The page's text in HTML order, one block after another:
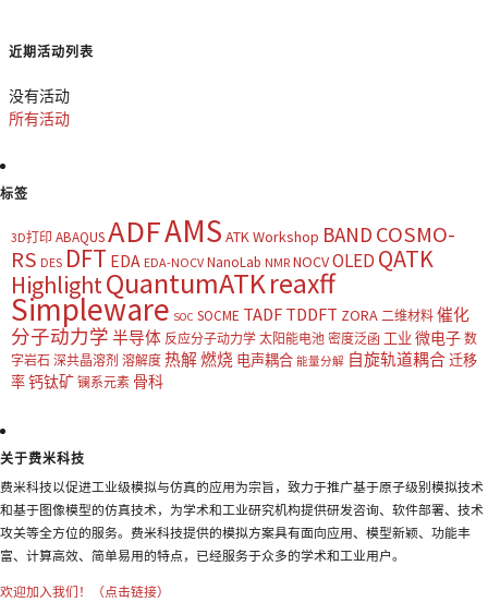
近期活动列表
没有活动
所有活动
标签
3D打印 ABAQUSADFAMS ATK Workshop BAND COSMO-
RS DES DFT EDA EDA-NOCV NanoLab NMR NOCVOLED QATK
HighlightQuantumATKreaxff
Simpleware SOC SOCME TADF TDDFT ZORA 二维材料 催化
分子动力学 半导体 反应分子动力学 太阳能电池 密度泛函 工业 微电子 数
字岩石 深共晶溶剂 溶解度 热解燃烧 电声耦合 能量分解 自旋轨道耦合迁移
率钙钛矿 镧系元素 骨科
关于费米科技
费米科技以促进工业级模拟与仿真的应用为宗旨，致力于推广基于原子级别模拟技术
和基于图像模型的仿真技术，为学术和工业研究机构提供研发咨询、软件部署、技术
攻关等全方位的服务。费米科技提供的模拟方案具有面向应用、模型新颖、功能丰
富、计算高效、简单易用的特点，已经服务于众多的学术和工业用户。
欢迎加入我们！（点击链接）